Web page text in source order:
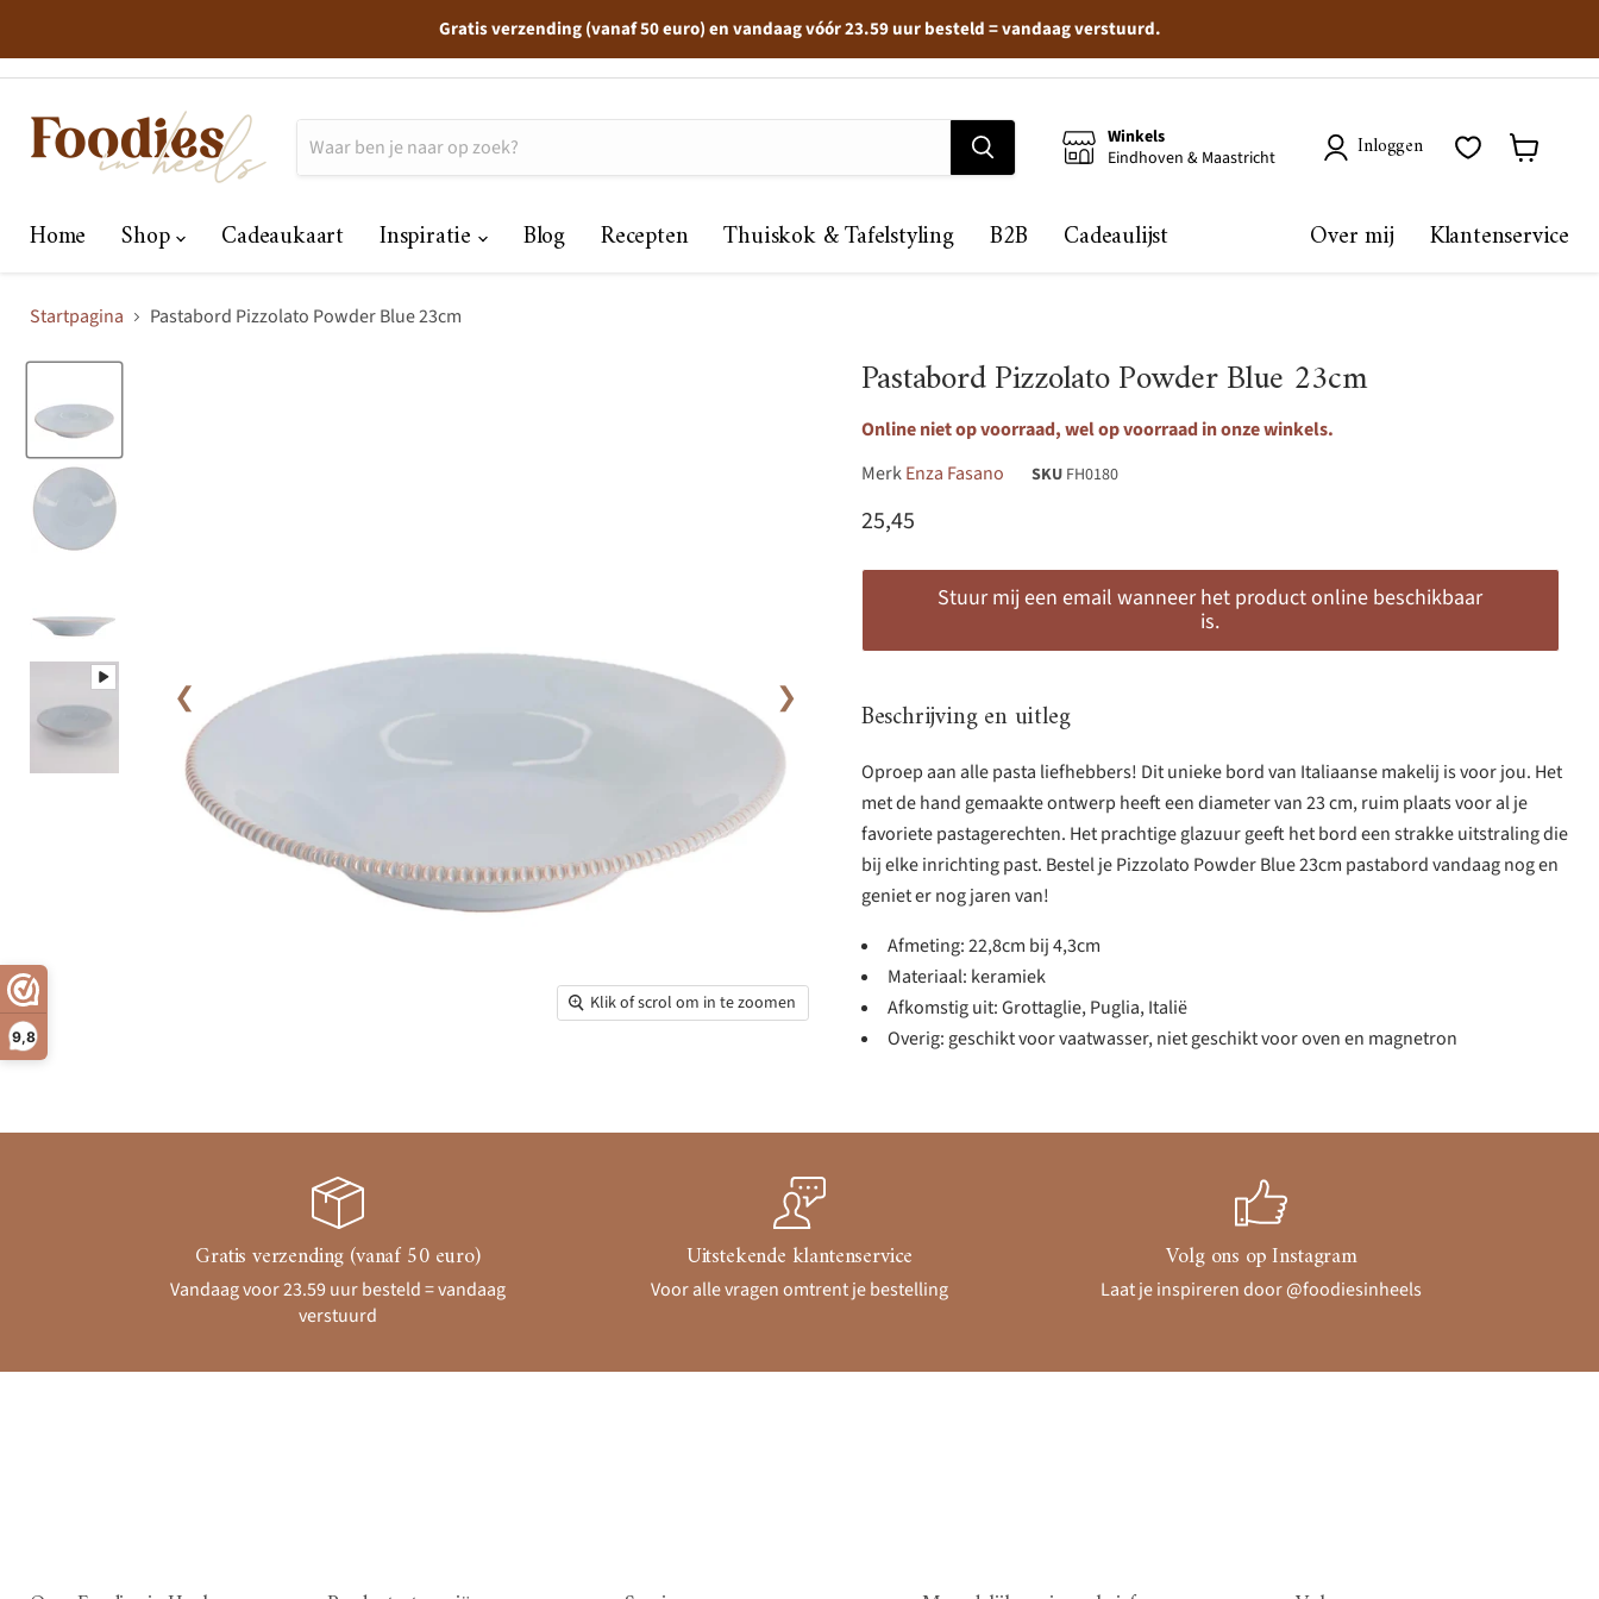
9,8
Gratis verzending (vanaf 50 euro) en vandaag vóór 23.59 uur besteld = vandaag verstuurd.
Winkels
Eindhoven & Maastricht
Inloggen
Home Shop Cadeaukaart Inspiratie Blog Recepten Thuiskok & Tafelstyling B2B Cadeaulijst Over mij Klantenservice
Startpagina Pastabord Pizzolato Powder Blue 23cm
Klik of scrol om in te zoomen
❯
❮
Pastabord Pizzolato Powder Blue 23cm
Online niet op voorraad, wel op voorraad in onze winkels.
MerkEnza Fasano SKU FH0180
Huidige prijs
25,45
Stuur mij een email wanneer het product online beschikbaar
is.
Beschrijving en uitleg
Oproep aan alle pasta liefhebbers! Dit unieke bord van Italiaanse makelij is voor jou. Het
met de hand gemaakte ontwerp heeft een diameter van 23 cm, ruim plaats voor al je
favoriete pastagerechten. Het prachtige glazuur geeft het bord een strakke uitstraling die
bij elke inrichting past. Bestel je Pizzolato Powder Blue 23cm pastabord vandaag nog en
geniet er nog jaren van!
Afmeting: 22,8cm bij 4,3cm
Materiaal: keramiek
Afkomstig uit: Grottaglie, Puglia, Italië
Overig: geschikt voor vaatwasser, niet geschikt voor oven en magnetron
Gratis verzending (vanaf 50 euro)
Vandaag voor 23.59 uur besteld = vandaag
verstuurd
Uitstekende klantenservice
Voor alle vragen omtrent je bestelling
Volg ons op Instagram
Laat je inspireren door @foodiesinheels